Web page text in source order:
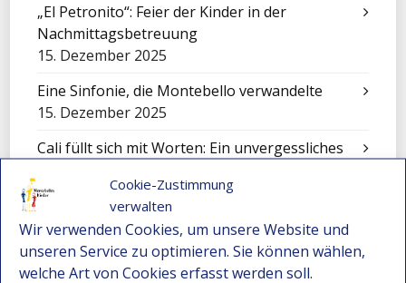
Cookie-Zustimmung
verwalten
Wir verwenden Cookies, um unsere Website und
unseren Service zu optimieren. Sie können wählen,
welche Art von Cookies erfasst werden soll.
„El Petronito“: Feier der Kinder in der
Nachmittagsbetreuung
15. Dezember 2025
Eine Sinfonie, die Montebello verwandelte
15. Dezember 2025
Cali füllt sich mit Worten: Ein unvergessliches
15. Dezember 2025
Festival-Seminar für Orchesterleitung 2025 –
Wo Gemeinschaft und Musik neue Wege
eröffnen